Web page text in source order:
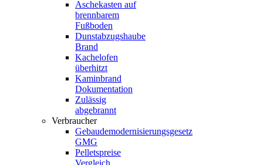
Aschekasten auf
brennbarem
Fußboden
Dunstabzugshaube
Brand
Kachelofen
überhitzt
Kaminbrand
Dokumentation
Zulässig
abgebrannt
Verbraucher
Gebaudemodernisierungsgesetz
GMG
Pelletspreise